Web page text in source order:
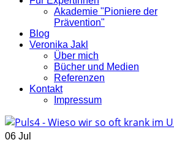
Akademie "Pioniere der
Prävention"
Blog
Veronika Jakl
Über mich
Bücher und Medien
Referenzen
Kontakt
Impressum
06 Jul